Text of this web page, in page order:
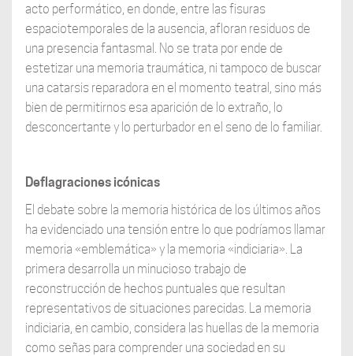
acto performático, en donde, entre las fisuras
espaciotemporales de la ausencia, afloran residuos de
una presencia fantasmal. No se trata por ende de
estetizar una memoria traumática, ni tampoco de buscar
una catarsis reparadora en el momento teatral, sino más
bien de permitirnos esa aparición de lo extraño, lo
desconcertante y lo perturbador en el seno de lo familiar.
Deflagraciones icónicas
El debate sobre la memoria histórica de los últimos años
ha evidenciado una tensión entre lo que podríamos llamar
memoria «emblemática» y la memoria «indiciaria». La
primera desarrolla un minucioso trabajo de
reconstrucción de hechos puntuales que resultan
representativos de situaciones parecidas. La memoria
indiciaria, en cambio, considera las huellas de la memoria
como señas para comprender una sociedad en su